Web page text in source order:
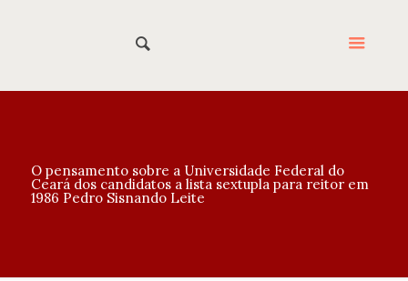
O pensamento sobre a Universidade Federal do
Ceará dos candidatos a lista sextupla para reitor em
1986 Pedro Sisnando Leite